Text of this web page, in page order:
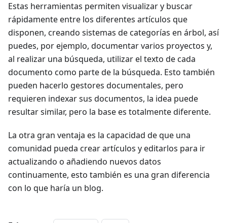
Estas herramientas permiten visualizar y buscar
rápidamente entre los diferentes artículos que
disponen, creando sistemas de categorías en árbol, así
puedes, por ejemplo, documentar varios proyectos y,
al realizar una búsqueda, utilizar el texto de cada
documento como parte de la búsqueda. Esto también
pueden hacerlo gestores documentales, pero
requieren indexar sus documentos, la idea puede
resultar similar, pero la base es totalmente diferente.
La otra gran ventaja es la capacidad de que una
comunidad pueda crear artículos y editarlos para ir
actualizando o añadiendo nuevos datos
continuamente, esto también es una gran diferencia
con lo que haría un blog.